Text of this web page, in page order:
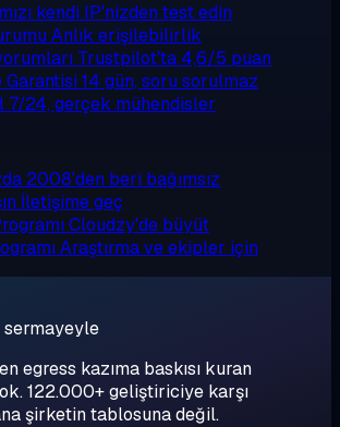
kendi IP'nizden test edin
Anlık erişilebilirlik
Trustpilot'ta 4,6/5 puan
Garantisi 14 gün, soru sorulmaz
7/24, gerçek mühendisler
2008'den beri bağımsız
İletişime geç
Cloudzy'de büyüt
Araştırma ve ekipler için
egress kazıma baskısı kuran
122.000+ geliştiriciye karşı
şirketin tablosuna değil.